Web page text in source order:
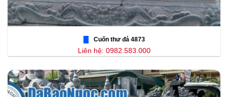
Cuốn thư đá 4873
Liên hệ: 0982.583.000